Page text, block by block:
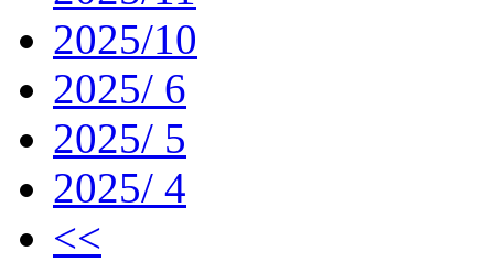
2025/10
2025/ 6
2025/ 5
2025/ 4
<<